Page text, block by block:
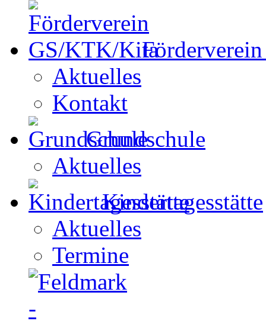
Aktuelles
Kontakt
Grundschule
Aktuelles
Kindertagesstätte
Aktuelles
Termine